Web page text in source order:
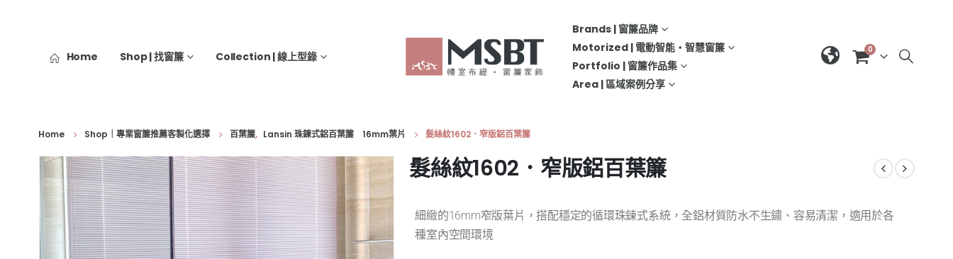
Home Shop | 找窗簾 Collection | 線上型錄
Brands | 窗簾品牌
Motorized | 電動智能‧智慧窗簾
Portfolio | 窗簾作品集
Area | 區域案例分享
0
Home Shop｜專業窗簾推薦客製化選擇 百葉簾, Lansin 珠鍊式鋁百葉簾 16mm葉片 髮絲紋1602．窄版鋁百葉簾
髮絲紋1602．窄版鋁百葉簾
細緻的16mm窄版葉片，搭配穩定的循環珠鍊式系統，全鋁材質防水不生鏽、容易清潔，適用於各
種室內空間環境